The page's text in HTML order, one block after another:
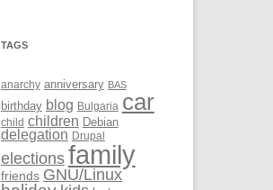
TAGS
anarchy anniversary BAS
birthday blog Bulgaria car
child children Debian
delegation Drupal
elections family
friends GNU/Linux